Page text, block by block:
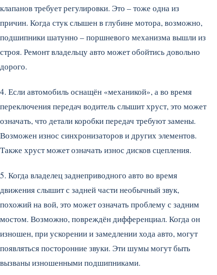
клапанов требует регулировки. Это – тоже одна из
причин. Когда стук слышен в глубине мотора, возможно,
подшипники шатунно – поршневого механизма вышли из
строя. Ремонт владельцу авто может обойтись довольно
дорого.
4. Если автомобиль оснащён «механикой», а во время
переключения передач водитель слышит хруст, это может
означать, что детали коробки передач требуют замены.
Возможен износ синхронизаторов и других элементов.
Также хруст может означать износ дисков сцепления.
5. Когда владелец заднеприводного авто во время
движения слышит с задней части необычный звук,
похожий на вой, это может означать проблему с задним
мостом. Возможно, повреждён дифференциал. Когда он
изношен, при ускорении и замедлении хода авто, могут
появляться посторонние звуки. Эти шумы могут быть
вызваны изношенными подшипниками.